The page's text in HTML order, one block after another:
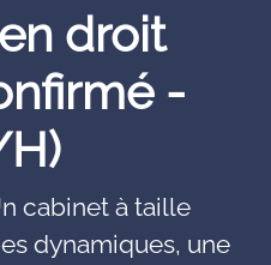
droit
-
cabinet à taille
dynamiques, une